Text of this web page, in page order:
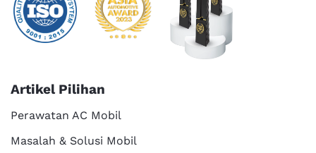
Artikel Pilihan
Perawatan AC Mobil
Masalah & Solusi Mobil